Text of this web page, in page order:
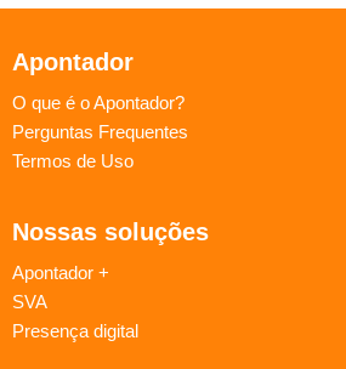
Apontador
O que é o Apontador?
Perguntas Frequentes
Termos de Uso
Nossas soluções
Apontador +
SVA
Presença digital